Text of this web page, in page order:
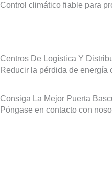
Control climático fiable para
Centros De Logística Y
Reducir la pérdida de energía
Consiga La Mejor Puerta
Póngase en contacto con